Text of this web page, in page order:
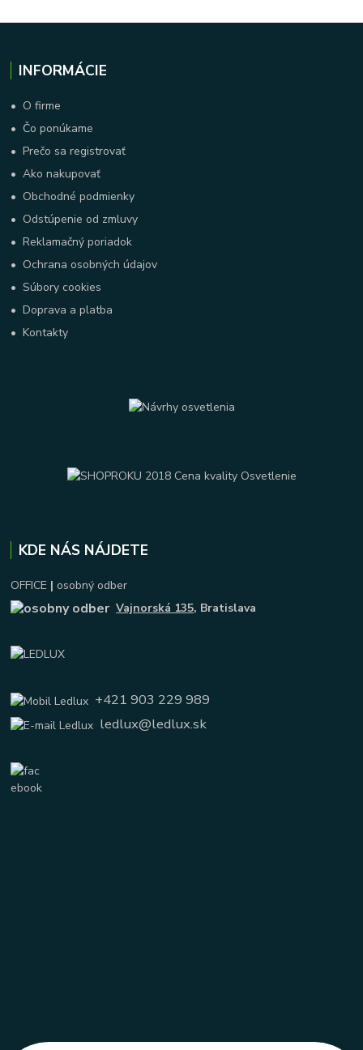
INFORMÁCIE
• O firme
• Čo ponúkame
•Prečo sa registrovať
•Ako nakupovať
• Obchodné podmienky
• Odstúpenie od zmluvy
•Reklamačný poriadok
• Ochrana osobných údajov
•Súbory cookies
•Doprava a platba
•Kontakty
KDE NÁS NÁJDETE
OFFICE | osobný odber
Vajnorská 135, Bratislava
+421 903 229 989
ledlux@ledlux.sk